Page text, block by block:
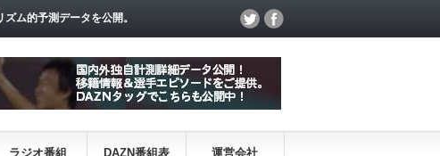
ム的予測データを公開。
ラジオ番組 DAZN番組表 運営会社